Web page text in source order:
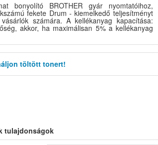
bonyolító BROTHER gyár nyomtatóihoz,
fekete Drum - kiemelkedő teljesítményt
számára. A kellékanyag kapacítása:
akkor, ha maximálisan 5% a kellékanyag
töltött tonert!
tulajdonságok